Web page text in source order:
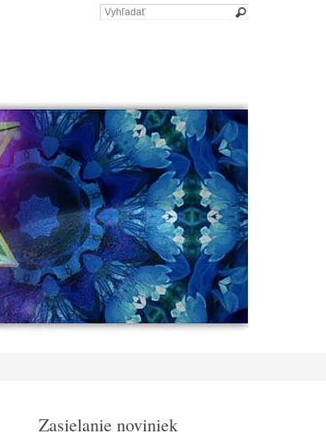
Zasielanie noviniek